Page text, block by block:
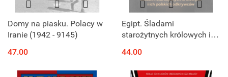
Domy na piasku. Polacy w
Iranie (1942 - 9145)
47.00
Egipt. Śladami
starożytnych królowych i
44.00